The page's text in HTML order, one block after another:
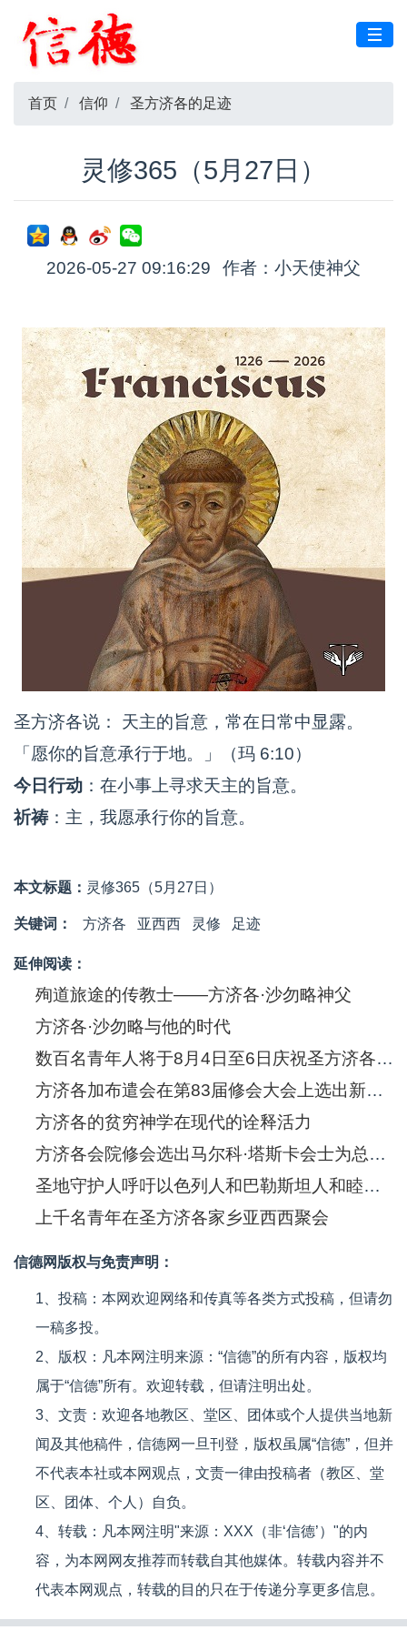
首页 信仰 圣方济各的足迹
灵修365（5月27日）
2026-05-27 09:16:29 作者：小天使神父
圣方济各说： 天主的旨意，常在日常中显露。
「愿你的旨意承行于地。」（玛 6:10）
今日行动 ：在小事上寻求天主的旨意。
祈祷：主，我愿承行你的旨意。
本文标题： 灵修365（5月27日）
关键词： 方济各 亚西西 灵修 足迹
延伸阅读：
殉道旅途的传教士——方济各·沙勿略神父
方济各·沙勿略与他的时代
数百名青年人将于8月4日至6日庆祝圣方济各·沙勿略诞生五百年
方济各加布遣会在第83届修会大会上选出新的总会长
方济各的贫穷神学在现代的诠释活力
方济各会院修会选出马尔科·塔斯卡会士为总会长
圣地守护人呼吁以色列人和巴勒斯坦人和睦共处
上千名青年在圣方济各家乡亚西西聚会
信德网版权与免责声明：
1、投稿：本网欢迎网络和传真等各类方式投稿，但请勿
一稿多投。
2、版权：凡本网注明来源：“信德”的所有内容，版权均
属于“信德”所有。欢迎转载，但请注明出处。
3、文责：欢迎各地教区、堂区、团体或个人提供当地新
闻及其他稿件，信德网一旦刊登，版权虽属“信德”，但并
不代表本社或本网观点，文责一律由投稿者（教区、堂
区、团体、个人）自负。
4、转载：凡本网注明"来源：XXX（非‘信德’）"的内
容，为本网网友推荐而转载自其他媒体。转载内容并不
代表本网观点，转载的目的只在于传递分享更多信息。